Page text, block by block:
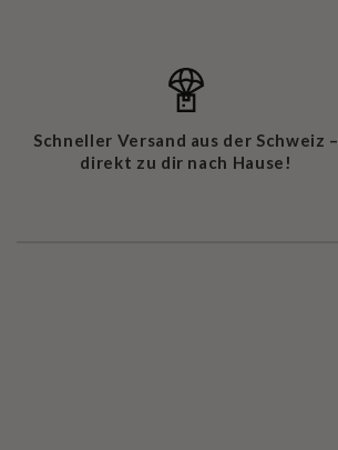
Schneller Versand aus der Schweiz –
direkt zu dir nach Hause!